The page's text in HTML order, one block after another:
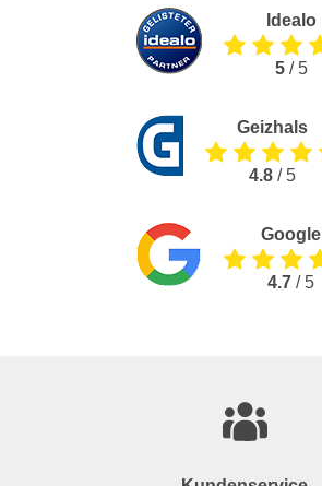
Idealo
5/ 5
Geizhals
4.8 / 5
Google
4.7 / 5